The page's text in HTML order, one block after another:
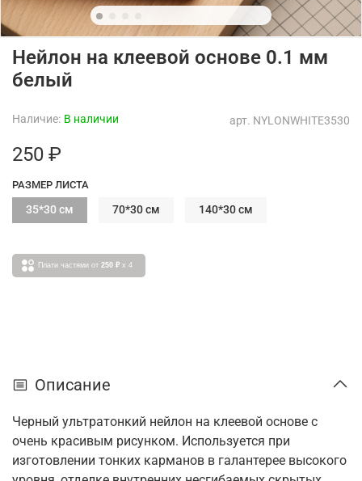
арт. NYLONWHITE3530
Наличие: В наличии
Нейлон на клеевой основе 0.1 мм
белый
250 ₽
Плати частями от 250 ₽ x 4
РАЗМЕР ЛИСТА
35*30 см 70*30 см 140*30 см
Описание
Черный ультратонкий нейлон на клеевой основе с
очень красивым рисунком. Используется при
изготовлении тонких карманов в галантерее высокого